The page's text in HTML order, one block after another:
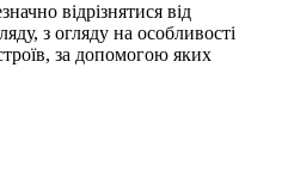
відрізнятися від
з огляду на особливості
за допомогою яких